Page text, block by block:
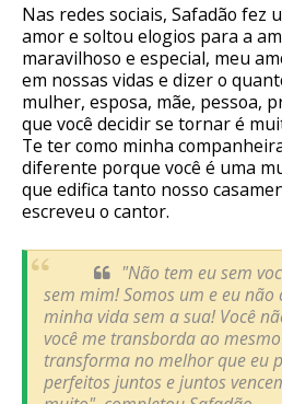
Nas redes sociais, Safadão fez
amor e soltou elogios para a
maravilhoso e especial, meu
em nossas vidas e dizer o
mulher, esposa, mãe, pessoa,
que você decidir se tornar é
Te ter como minha
diferente porque você é uma
que edifica tanto nosso
escreveu o cantor.
"Não tem eu sem
sem mim! Somos um e eu
minha vida sem a sua! Você
você me transborda ao
transforma no melhor que eu
perfeitos juntos e juntos